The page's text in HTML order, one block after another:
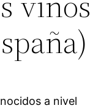
a nivel